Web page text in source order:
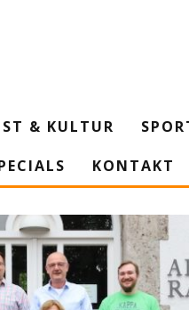
& KULTUR
KONTAKT